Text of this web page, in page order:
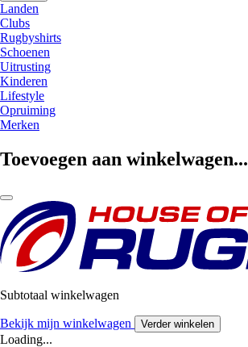
Landen
Clubs
Rugbyshirts
Schoenen
Uitrusting
Kinderen
Lifestyle
Opruiming
Merken
Toevoegen aan winkelwagen...
Subtotaal winkelwagen
Bekijk mijn winkelwagen Verder winkelen
Loading...